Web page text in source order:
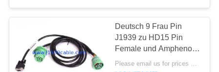
Erweiterungs-OBD2
19
Deutsch 9 Frau Pin
J1939 zu HD15 Pin
Female und Amphenol
verlegte J1939
Please email us for prices MOQ:100 Stück